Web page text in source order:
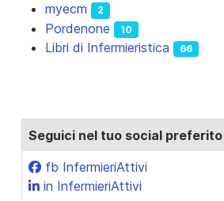
myecm 2
Pordenone 10
Libri di Infermieristica 66
Seguici nel tuo social preferito
fb InfermieriAttivi
in InfermieriAttivi